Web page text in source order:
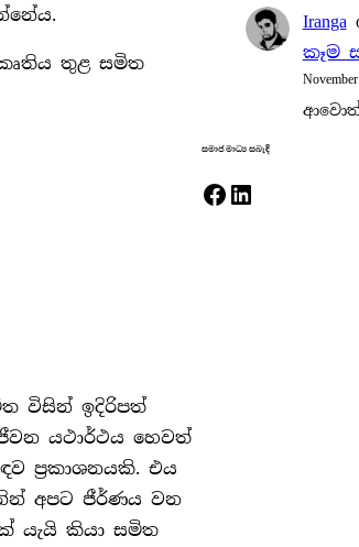
තුළ සමිත
විසින් ඉදිරිපත්
යථාර්ථය හෙවත්
ප‍්‍රකාශනයකි. එය
අපට ජීර්ණය වන
යැයි කියා සමිත
Iranga
කෑම
ආවොත්
සමාජ මාධ්‍ය සබැඳි
Facebook LinkedIn